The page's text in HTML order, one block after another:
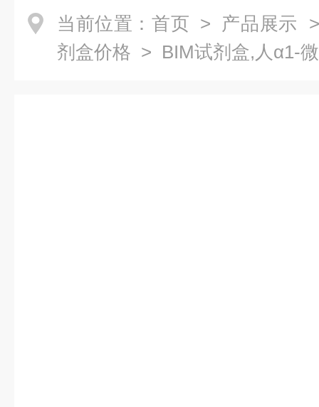
当前位置： 首页 > 产品展示
剂盒价格 > BIM试剂盒,人α1-